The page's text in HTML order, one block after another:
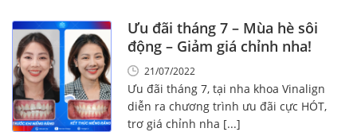
Ưu đãi tháng 7 – Mùa hè sôi
động – Giảm giá chỉnh nha!
21/07/2022
Ưu đãi tháng 7, tại nha khoa Vinalign
diễn ra chương trình ưu đãi cực HÓT,
trơ giá chỉnh nha [...]